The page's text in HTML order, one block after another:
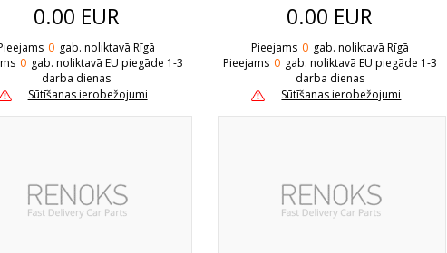
0.00 EUR
0 gab. noliktavā Rīgā
0 gab. noliktavā EU piegāde 1-3
darba dienas
Sūtīšanas ierobežojumi
0.00 EUR
Pieejams 0 gab. noliktavā Rīgā
Pieejams 0 gab. noliktavā EU piegāde 1-3
darba dienas
Sūtīšanas ierobežojumi